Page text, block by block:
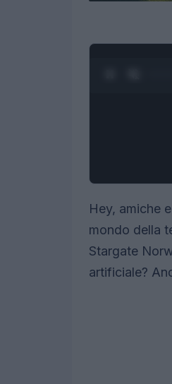
Hey, amiche
mondo della
Stargate
artificiale?